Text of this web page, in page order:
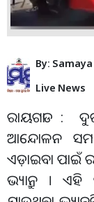
By: Samaya
Live News
ରାୟଗଡା :
ଆନ୍ଦୋଳନ
ଏଡ଼ାଇବା ପାଇଁ
ଭ୍ୟାନ୍ରୁ ।